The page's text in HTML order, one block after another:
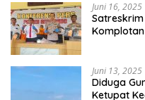
Juni 16, 2025
Juni 13, 2025
Diduga
Ketupat